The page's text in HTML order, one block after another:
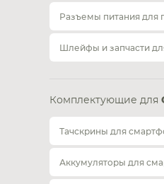
Разъемы питания для
Шлейфы и запчасти
Комплектующие для
Тачскрины для
Аккумуляторы для